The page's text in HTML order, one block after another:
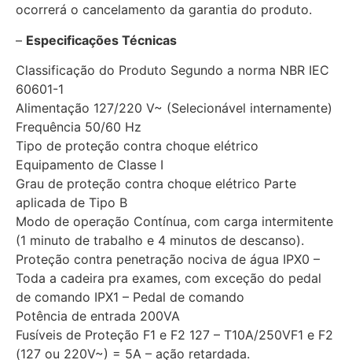
ocorrerá o cancelamento da garantia do produto.
– Especificações Técnicas
Classificação do Produto Segundo a norma NBR IEC
60601-1
Alimentação 127/220 V~ (Selecionável internamente)
Frequência 50/60 Hz
Tipo de proteção contra choque elétrico
Equipamento de Classe I
Grau de proteção contra choque elétrico Parte
aplicada de Tipo B
Modo de operação Contínua, com carga intermitente
(1 minuto de trabalho e 4 minutos de descanso).
Proteção contra penetração nociva de água IPX0 –
Toda a cadeira pra exames, com exceção do pedal
de comando IPX1 – Pedal de comando
Potência de entrada 200VA
Fusíveis de Proteção F1 e F2 127 – T10A/250VF1 e F2
(127 ou 220V~) = 5A – ação retardada.